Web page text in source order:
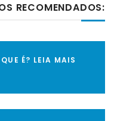
RECOMENDADOS:
É? LEIA MAIS